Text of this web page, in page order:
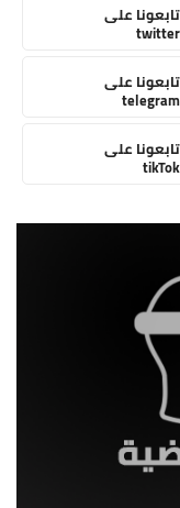
تابعونا على
twitter
تابعونا على
telegram
تابعونا على
tikTok